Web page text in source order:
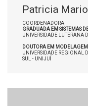
Patricia
COORDENADORA
GRADUADA EM SISTEMAS
UNIVERSIDADE LUTERANA
DOUTORA EM
UNIVERSIDADE REGIONAL
SUL - UNIJUÍ